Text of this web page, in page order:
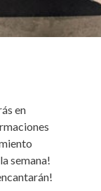
en
semana!